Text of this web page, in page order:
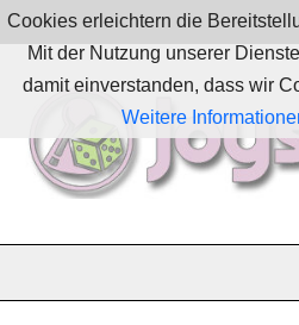
Skip
to
content
JoystickZ
Cookies erleichtern die
Mit der Nutzung unserer
damit einverstanden, dass wir
Weitere